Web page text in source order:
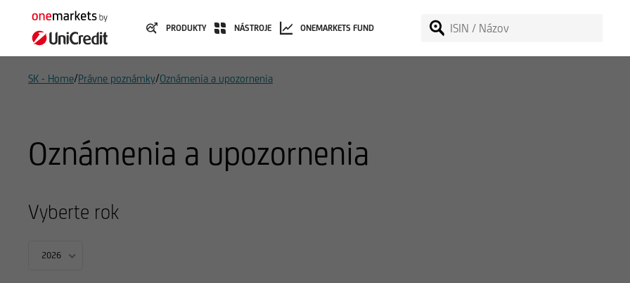
PRODUKTY NÁSTROJE ONEMARKETS FUND
SK - Home/Právne poznámky/Oznámenia a upozornenia
Oznámenia a upozornenia
Vyberte rok
2026